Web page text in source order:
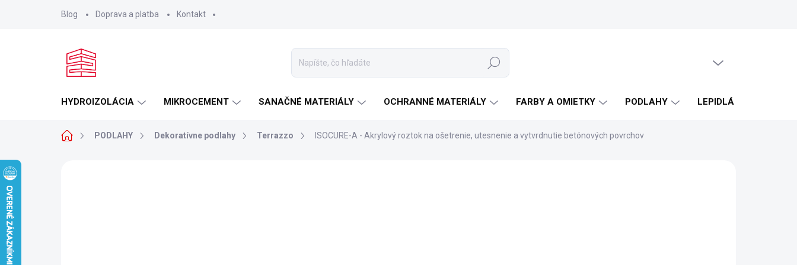
Blog Doprava a platba Kontakt
Hľadať
HYDROIZOLÁCIA MIKROCEMENT SANAČNÉ MATERIÁLY OCHRANNÉ MATERIÁLY FARBY A OMIETKY PODLAHY LEPIDLÁ A
DomovPODLAHY Dekoratívne podlahy Terrazzo ISOCURE-A - Akrylový roztok na ošetrenie, utesnenie a vytvrdnutie betónových povrchov